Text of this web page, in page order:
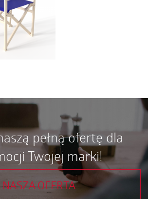
pełną ofertę dla
Twojej marki!
NASZA OFERTA